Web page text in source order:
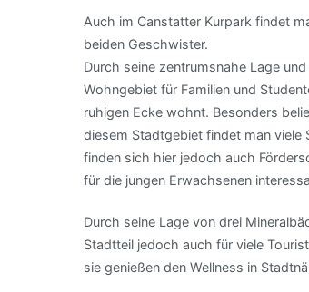
Auch im Canstatter Kurpark findet
beiden Geschwister.
Durch seine zentrumsnahe Lage
Wohngebiet für Familien und
ruhigen Ecke wohnt. Besonders
diesem Stadtgebiet findet man viele
finden sich hier jedoch auch
für die jungen Erwachsenen
Durch seine Lage von drei
Stadtteil jedoch auch für viele
sie genießen den Wellness in